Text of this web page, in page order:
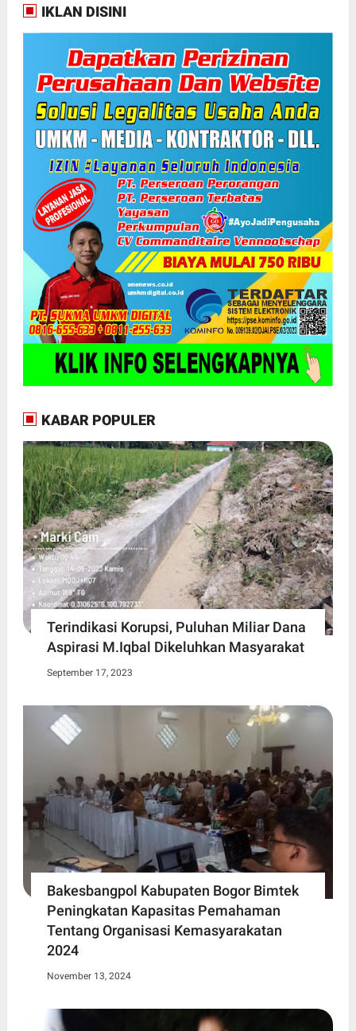
IKLAN DISINI
KABAR POPULER
Terindikasi Korupsi, Puluhan Miliar Dana
Aspirasi M.Iqbal Dikeluhkan Masyarakat
September 17, 2023
Bakesbangpol Kabupaten Bogor Bimtek
Peningkatan Kapasitas Pemahaman
Tentang Organisasi Kemasyarakatan
2024
November 13, 2024